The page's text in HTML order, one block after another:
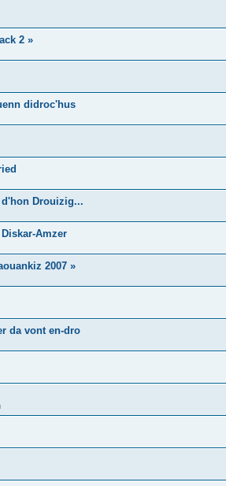
2 »
didroc'hus
Drouizig...
Amzer
2007 »
da vont en-dro